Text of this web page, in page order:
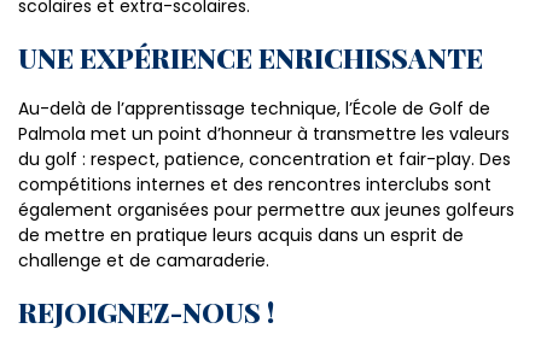
scolaires et extra-scolaires.
UNE EXPÉRIENCE ENRICHISSANTE
Au-delà de l’apprentissage technique, l’École de Golf de
Palmola met un point d’honneur à transmettre les valeurs
du golf : respect, patience, concentration et fair-play. Des
compétitions internes et des rencontres interclubs sont
également organisées pour permettre aux jeunes golfeurs
de mettre en pratique leurs acquis dans un esprit de
challenge et de camaraderie.
REJOIGNEZ-NOUS !